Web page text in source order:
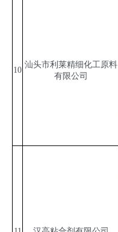
10
汕头市利莱精细化工原料
有限公司